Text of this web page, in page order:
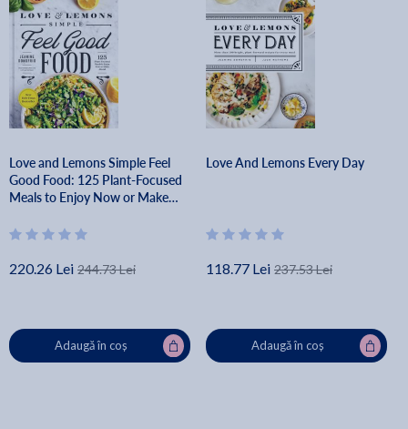
Love and Lemons Simple Feel
Good Food: 125 Plant-Focused
Meals to Enjoy Now or Make
220.26 Lei 244.73 Lei
Adaugă în coș
Love And Lemons Every Day
118.77 Lei 237.53 Lei
Adaugă în coș